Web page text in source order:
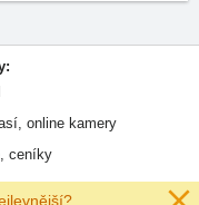
online kamery
ceníky